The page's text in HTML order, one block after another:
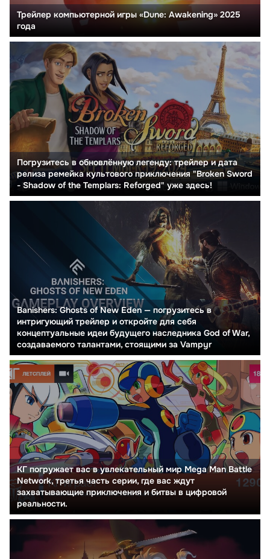
Трейлер компьютерной игры «Dune: Awakening» 2025
года
Погрузитесь в обновлённую легенду: трейлер и дата
релиза ремейка культового приключения "Broken Sword
- Shadow of the Templars: Reforged" уже здесь!
Banishers: Ghosts of New Eden — погрузитесь в
интригующий трейлер и откройте для себя
концептуальные идеи будущего наследника God of War,
создаваемого талантами, стоящими за Vampyr
КГ погружает вас в увлекательный мир Mega Man Battle
Network, третья часть серии, где вас ждут
захватывающие приключения и битвы в цифровой
реальности.